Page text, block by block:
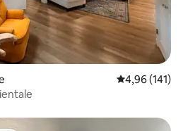
Évaluation
4,96 (141)